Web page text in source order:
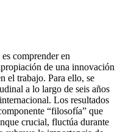
comprender en
de una innovación
el trabajo. Para ello, se
a lo largo de seis años
Los resultados
“filosofía” que
crucial, fluctúa durante